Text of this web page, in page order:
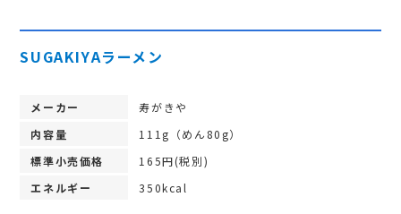
SUGAKIYAラーメン
メーカー
寿がきや
内容量
111g（めん80g）
標準小売価格
165円(税別)
エネルギー
350kcal